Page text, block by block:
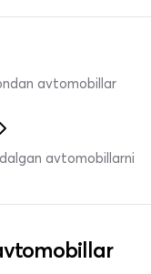
avtomobillar
avtomobillarni